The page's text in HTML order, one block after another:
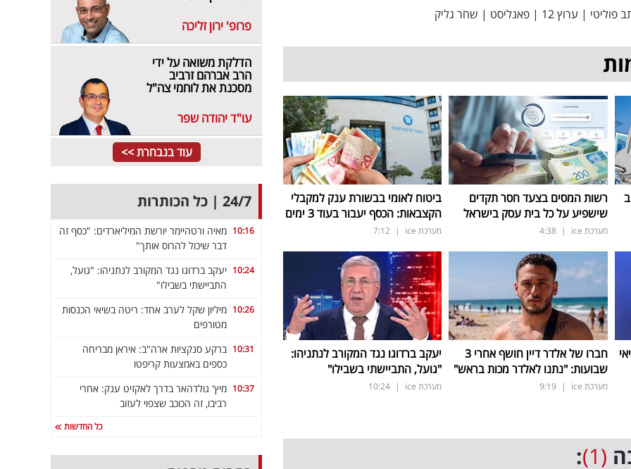
פוליטי | ערוץ 12 | פאנליסט | שחר גליק
רשות המסים בצעד חסר תקדים
שישפיע על כל בית עסק בישראל
מערכת ice |
4:38
ביטוח לאומי בבשורת ענק למקבלי
הקצבאות: הכסף יעבור בעוד 3 ימים
מערכת ice |
7:12
חברו של אלדר דיין חושף אחרי 3
שבועות: "נתנו לאלדר מכות בראש"
מערכת ice |
9:19
יעקב ברדוגו נגד המקורב לנתניהו:
"גועל, התביישתי בשבילו"
מערכת ice |
10:24
(1)
:
פרופ' ירון זליכה
הדלקת משואה על ידי
הרב אברהם זרביב
מסכנת את לוחמי צה"ל
עו"ד יהודה שפר
עוד בנבחרת >>
24/7 | כל הכותרות
10:16 מאיה ורטהיימר יורשת המיליארדים: "כסף זה
דבר שיכול להרוס אותך"
10:24 יעקב ברדוגו נגד המקורב לנתניהו: "גועל,
התביישתי בשבילו"
10:26 מיליון שקל לערב אחד: ריטה בשיאי הכנסות
מטורפים
10:31 ברקע סנקציות ארה"ב: איראן מבריחה
כספים באמצעות קריפטו
10:37 מיץ' גולדהאר בדרך לאקזיט ענק: אחרי
רביבו, זה הכוכב שצפוי לעזוב
כל החדשות